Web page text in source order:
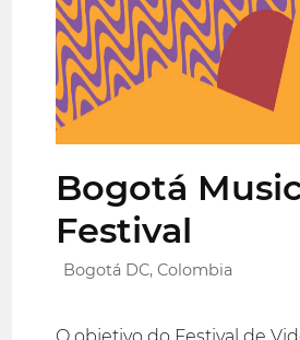
Bogotá
Festival
Bogotá DC, Colombia
O objetivo do Festival de